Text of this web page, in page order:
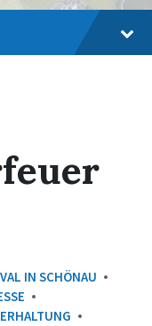
IN SCHÖNAU